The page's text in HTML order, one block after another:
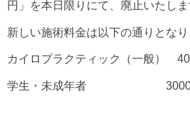
円」を本日限りにて、廃止いたしま
新しい施術料金は以下の通りとなり
カイロプラクティック（一般）
学生・未成年者 3000